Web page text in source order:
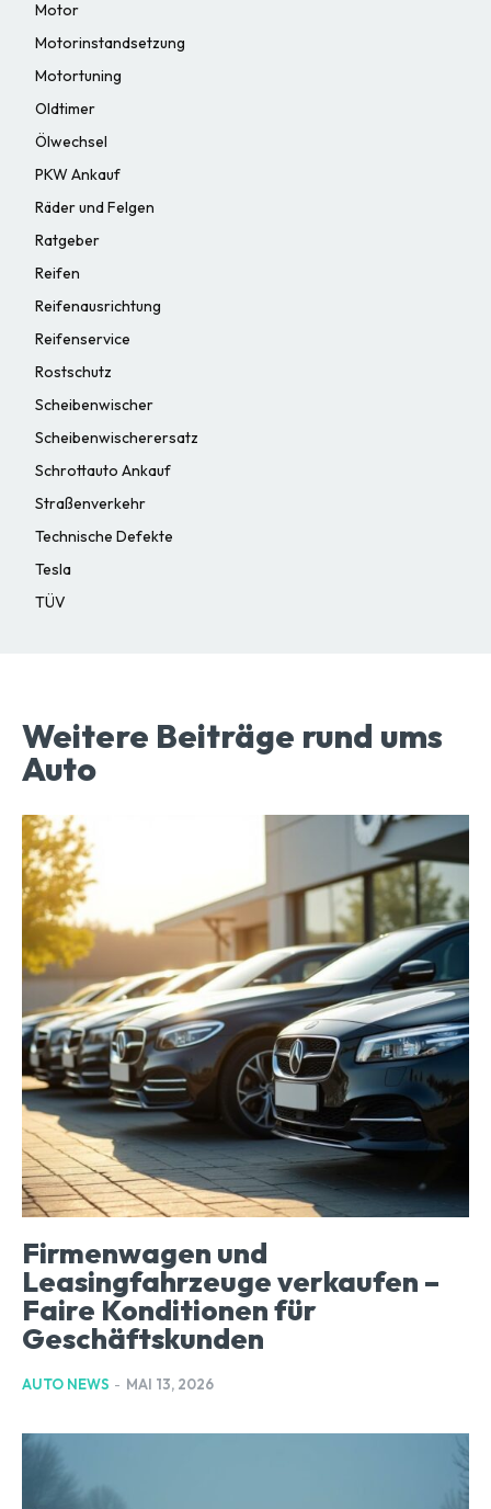
Motor
Motorinstandsetzung
Motortuning
Oldtimer
Ölwechsel
PKW Ankauf
Räder und Felgen
Ratgeber
Reifen
Reifenausrichtung
Reifenservice
Rostschutz
Scheibenwischer
Scheibenwischerersatz
Schrottauto Ankauf
Straßenverkehr
Technische Defekte
Tesla
TÜV
Weitere Beiträge rund ums
Auto
Firmenwagen und
Leasingfahrzeuge verkaufen –
Faire Konditionen für
Geschäftskunden
AUTO NEWS - MAI 13, 2026